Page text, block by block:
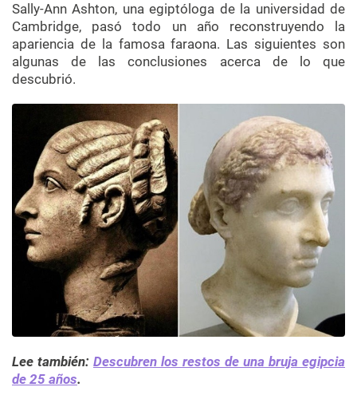
Sally-Ann Ashton, una egiptóloga de la universidad de
Cambridge, pasó todo un año reconstruyendo la
apariencia de la famosa faraona. Las siguientes son
algunas de las conclusiones acerca de lo que
descubrió.
Lee también: Descubren los restos de una bruja egipcia
de 25 años.